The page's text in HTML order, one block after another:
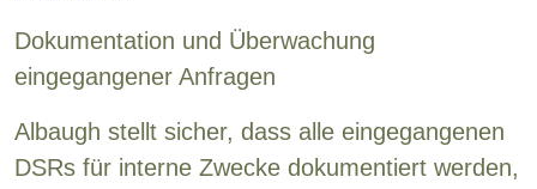
Dokumentation und Überwachung
eingegangener Anfragen
Albaugh stellt sicher, dass alle eingegangenen
DSRs für interne Zwecke dokumentiert werden,